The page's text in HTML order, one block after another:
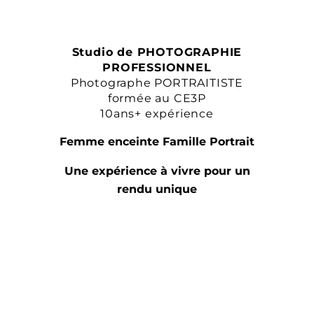
Studio de PHOTOGRAPHIE
PROFESSIONNEL
Photographe PORTRAITISTE
formée au CE3P
10ans+ expérience
Femme enceinte Famille Portrait
Une expérience à vivre pour un
rendu unique